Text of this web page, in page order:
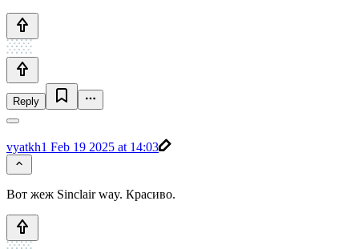
Reply
vyatkh1 Feb 19 2025 at 14:03
Вот жеж Sinclair way. Красиво.